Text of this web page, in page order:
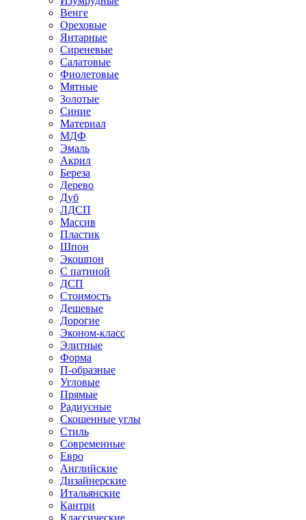
Венге
Ореховые
Янтарные
Сиреневые
Салатовые
Фиолетовые
Мятные
Золотые
Синие
Материал
МДФ
Эмаль
Акрил
Береза
Дерево
Дуб
ЛДСП
Массив
Пластик
Шпон
Экошпон
С патиной
ДСП
Стоимость
Дешевые
Дорогие
Эконом-класс
Элитные
Форма
П-образные
Угловые
Прямые
Радиусные
Скошенные углы
Стиль
Современные
Евро
Английские
Дизайнерские
Итальянские
Кантри
Классические